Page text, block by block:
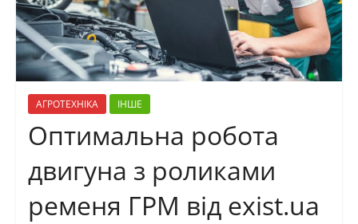
АГРОТЕХНІКА ІНШЕ
Оптимальна робота
двигуна з роликами
ременя ГРМ від exist.ua